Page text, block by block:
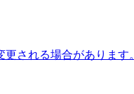
される場合があります。